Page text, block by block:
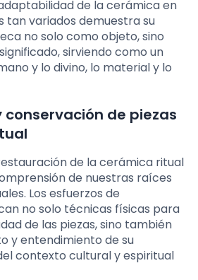
de la cerámica en
tan variados demuestra su
no solo como objeto, sino
sirviendo como un
y lo divino, lo material y lo
conservación de piezas
de la cerámica ritual
de nuestras raíces
Los esfuerzos de
no solo técnicas físicas para
de las piezas, sino también
y entendimiento de su
contexto cultural y espiritual